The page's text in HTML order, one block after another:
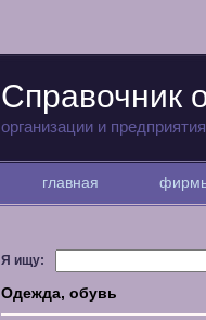
Справочник
организации и
главная
Я ищу:
Одежда, обувь